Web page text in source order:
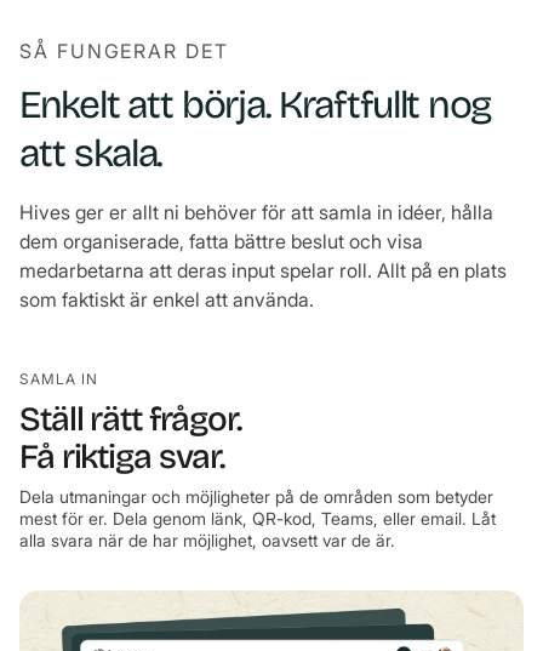
SÅ FUNGERAR DET
Enkelt att börja. Kraftfullt nog
att skala.
Hives ger er allt ni behöver för att samla in idéer, hålla
dem organiserade, fatta bättre beslut och visa
medarbetarna att deras input spelar roll. Allt på en plats
som faktiskt är enkel att använda.
SAMLA IN
Ställ rätt frågor.
Få riktiga svar.
Dela utmaningar och möjligheter på de områden som betyder
mest för er. Dela genom länk, QR-kod, Teams, eller email. Låt
alla svara när de har möjlighet, oavsett var de är.